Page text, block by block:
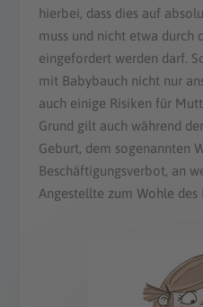
hierbei, dass dies auf
muss und nicht etwa durch
eingefordert werden darf.
mit Babybauch nicht nur
auch einige Risiken für
Grund gilt auch während
Geburt, dem sogenannten
Beschäftigungsverbot, an
Angestellte zum Wohle des